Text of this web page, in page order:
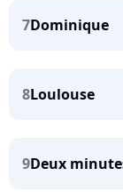
7Dominique
8Loulouse
9Deux